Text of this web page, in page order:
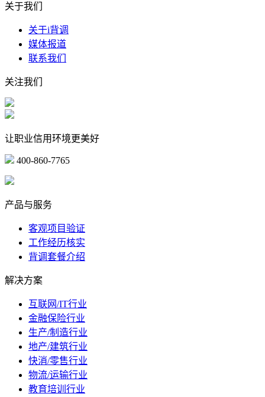
关于我们
关于i背调
媒体报道
联系我们
关注我们
让职业信用环境更美好
400-860-7765
产品与服务
客观项目验证
工作经历核实
背调套餐介绍
解决方案
互联网/IT行业
金融保险行业
生产/制造行业
地产/建筑行业
快消/零售行业
物流/运输行业
教育培训行业